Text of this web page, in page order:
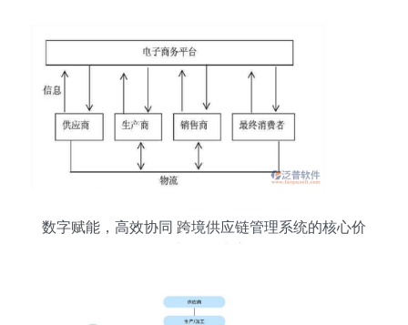
数字赋能，高效协同 跨境供应链管理系统的核心价